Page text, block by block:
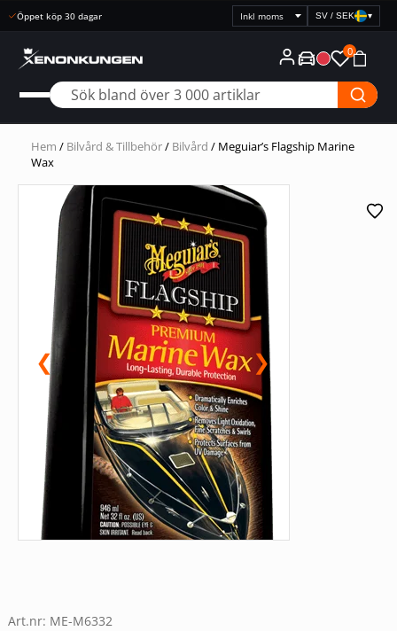
Snabb leverans
Välj
prisvisning
SV / SEK ▾
0
Hem / Bilvård & Tillbehör/ Bilvård / Meguiar’s Flagship Marine
Wax
❮ ❯
Art.nr: ME-M6332